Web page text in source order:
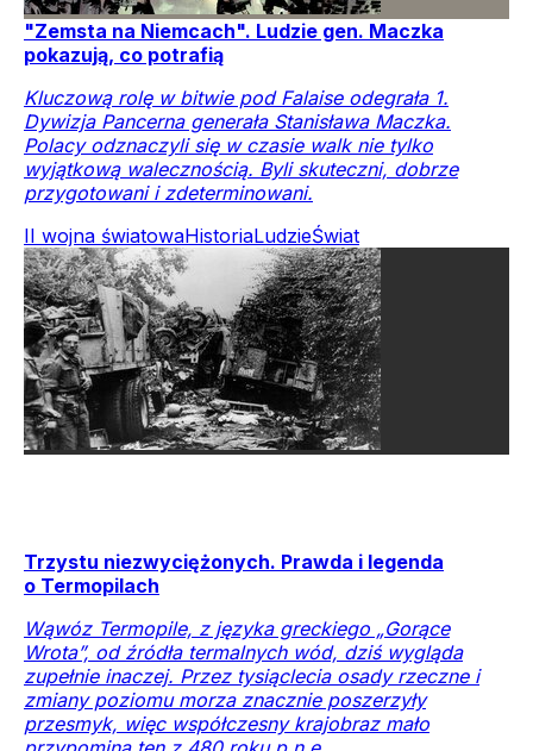
"Zemsta na Niemcach". Ludzie gen. Maczka
pokazują, co potrafią
Kluczową rolę w bitwie pod Falaise odegrała 1.
Dywizja Pancerna generała Stanisława Maczka.
Polacy odznaczyli się w czasie walk nie tylko
wyjątkową walecznością. Byli skuteczni, dobrze
przygotowani i zdeterminowani.
II wojna światowaHistoriaLudzieŚwiat
Trzystu niezwyciężonych. Prawda i legenda
o Termopilach
Wąwóz Termopile, z języka greckiego „Gorące
Wrota”, od źródła termalnych wód, dziś wygląda
zupełnie inaczej. Przez tysiąclecia osady rzeczne i
zmiany poziomu morza znacznie poszerzyły
przesmyk, więc współczesny krajobraz mało